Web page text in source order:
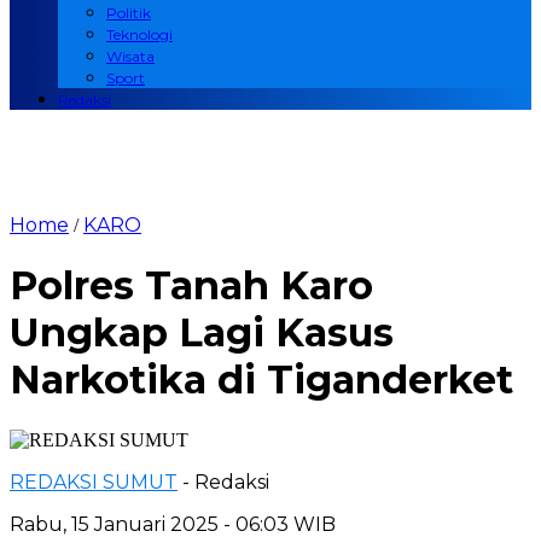
Politik
Teknologi
Wisata
Sport
Redaksi
Home / KARO
Polres Tanah Karo
Ungkap Lagi Kasus
Narkotika di Tiganderket
REDAKSI SUMUT - Redaksi
Rabu, 15 Januari 2025 - 06:03 WIB